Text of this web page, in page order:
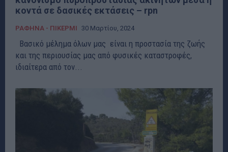
κοντά σε δασικές εκτάσεις – rpn
ΡΑΦΗΝΑ - ΠΙΚΕΡΜΙ 30 Μαρτίου, 2024
και της περιουσίας μας από φυσικές καταστροφές,
ιδιαίτερα από τον...